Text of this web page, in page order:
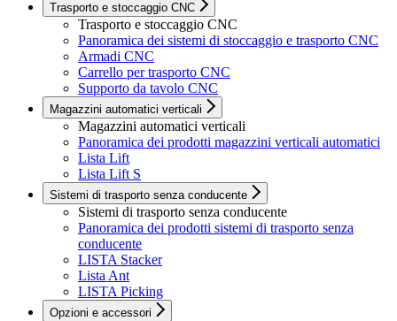
Trasporto e stoccaggio CNC
Trasporto e stoccaggio CNC
Panoramica dei sistemi di stoccaggio e trasporto CNC
Armadi CNC
Carrello per trasporto CNC
Supporto da tavolo CNC
Magazzini automatici verticali
Magazzini automatici verticali
Panoramica dei prodotti magazzini verticali automatici
Lista Lift
Lista Lift S
Sistemi di trasporto senza conducente
Sistemi di trasporto senza conducente
Panoramica dei prodotti sistemi di trasporto senza
conducente
LISTA Stacker
Lista Ant
LISTA Picking
Opzioni e accessori